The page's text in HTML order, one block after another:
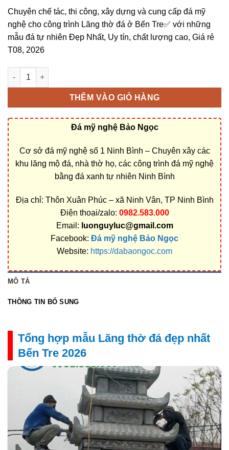
Chuyên chế tác, thi công, xây dựng và cung cấp đá mỹ
nghệ cho công trình Lăng thờ đá ở Bến Tre✅ với những
mẫu đá tự nhiên Đẹp Nhất, Uy tín, chất lượng cao, Giá rẻ
T08, 2026
Bán và xây dựng, làm Lăng thờ đá ở Bến Tre rẻ đẹp số lượng
THÊM VÀO GIỎ HÀNG
Đá mỹ nghệ Bảo Ngọc
Cơ sở đá mỹ nghệ số 1 Ninh Bình – Chuyên xây các
khu lăng mộ đá, nhà thờ họ, các công trình đá mỹ nghệ
bằng đá xanh tự nhiên Ninh Bình
Địa chỉ: Thôn Xuân Phúc – xã Ninh Vân, TP Ninh Bình
Điện thoại/zalo: 0982.583.000
Email: luonguyluc@gmail.com
Facebook: Đá mỹ nghệ Bảo Ngọc
Website: https://dabaongoc.com
MÔ TẢ
THÔNG TIN BỔ SUNG
Tổng hợp mẫu Lăng thờ đá đẹp nhất
Bến Tre 2026